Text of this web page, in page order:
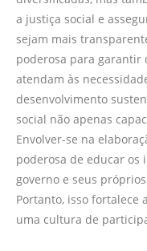
a justiça social e
sejam mais
poderosa para garantir
atendam às
desenvolvimento
social não apenas
Envolver-se na
poderosa de educar
governo e seus
Portanto, isso fortalece
uma cultura de